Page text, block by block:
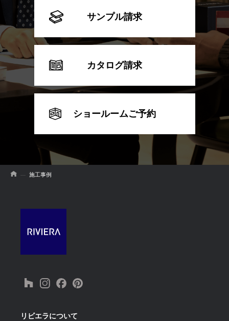
サンプル請求
カタログ請求
ショールームご予約
施工事例
リビエラについて